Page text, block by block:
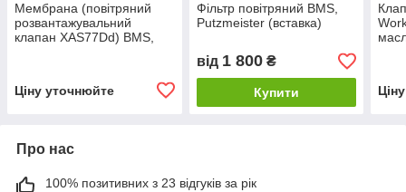
Мембрана (повітряний
розвантажувальний
клапан XAS77Dd) BMS,
Ціну уточнюйте
Фільтр повітряний BMS,
Putzmeister (вставка)
від 1 800₴
Купити
Про нас
100% позитивних з 23 відгуків за рік